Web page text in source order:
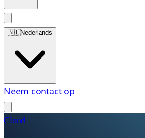
🇳🇱Nederlands
Neem contact op
Cloud